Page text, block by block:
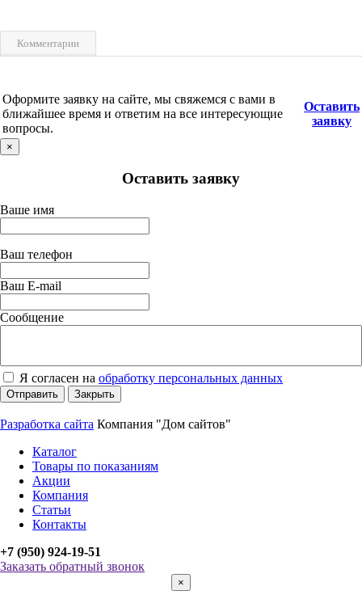
Комментарии
Оформите заявку на сайте, мы свяжемся с вами в
ближайшее время и ответим на все интересующие
вопросы.
Оставить
заявку
×
Оставить заявку
Ваше имя
Ваш телефон
Ваш E-mail
Сообщение
Я согласен на обработку персональных данных
Отправить Закрыть
Разработка сайта Компания "Дом сайтов"
Каталог
Товары по показаниям
Акции
Компания
Статьи
Контакты
+7 (950) 924-19-51
Заказать обратный звонок
×